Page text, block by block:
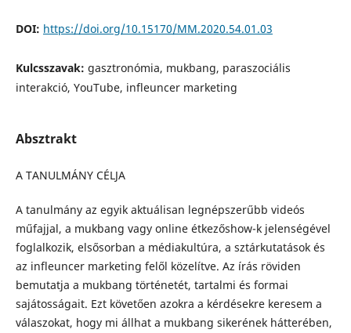
DOI: https://doi.org/10.15170/MM.2020.54.01.03
Kulcsszavak: gasztronómia, mukbang, paraszociális
interakció, YouTube, infleuncer marketing
Absztrakt
A TANULMÁNY CÉLJA
A tanulmány az egyik aktuálisan legnépszerűbb videós
műfajjal, a mukbang vagy online étkezőshow-k jelenségével
foglalkozik, elsősorban a médiakultúra, a sztárkutatások és
az infleuncer marketing felől közelítve. Az írás röviden
bemutatja a mukbang történetét, tartalmi és formai
sajátosságait. Ezt követően azokra a kérdésekre keresem a
válaszokat, hogy mi állhat a mukbang sikerének hátterében,